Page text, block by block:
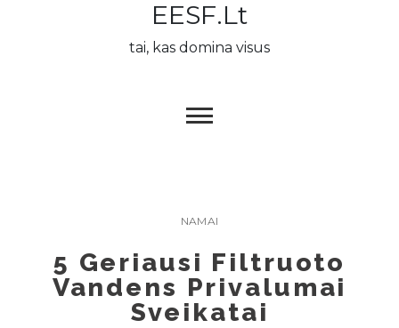
EESF.lt
tai, kas domina visus
NAMAI
5 Geriausi Filtruoto
Vandens Privalumai
Sveikatai